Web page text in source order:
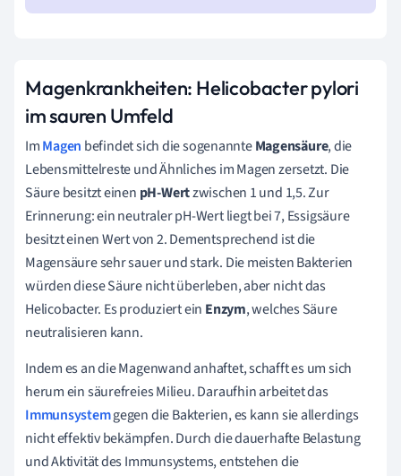
Magenkrankheiten: Helicobacter pylori
im sauren Umfeld
ImMagen befindet sich die sogenannteMagensäure, die
Lebensmittelreste und Ähnliches im Magen zersetzt. Die
Säure besitzt einen pH-Wertzwischen 1 und 1,5. Zur
Erinnerung: ein neutraler pH-Wert liegt bei 7, Essigsäure
besitzt einen Wert von 2. Dementsprechend ist die
Magensäure sehr sauer und stark. Die meisten Bakterien
würden diese Säure nicht überleben, aber nicht das
Helicobacter. Es produziert ein Enzym, welches Säure
neutralisieren kann.
Indem es an die Magenwand anhaftet, schafft es um sich
herum ein säurefreies Milieu. Daraufhin arbeitet das
Immunsystemgegen die Bakterien, es kann sie allerdings
nicht effektiv bekämpfen. Durch die dauerhafte Belastung
und Aktivität des Immunsystems, entstehen die